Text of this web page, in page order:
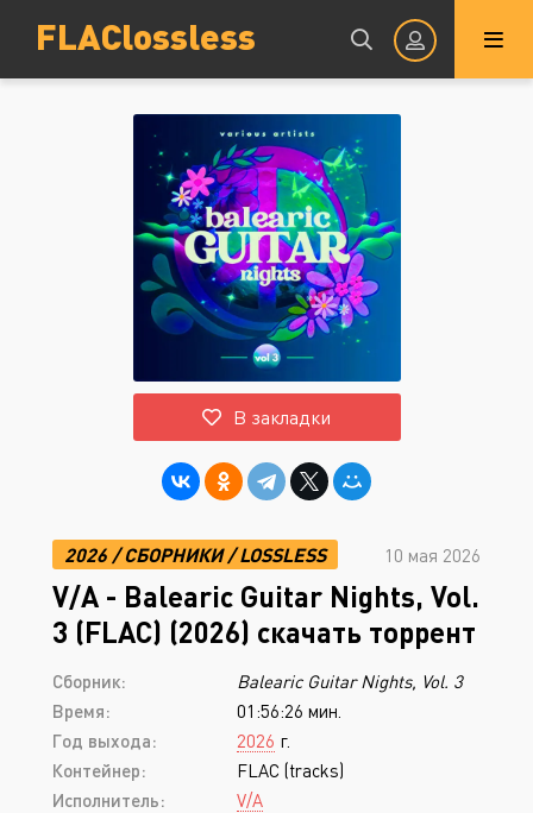
FLAClossless
Запомнить
ВОЙТИ НА САЙТ
Восстановить пароль
Или войти через
В закладки
2026 /СБОРНИКИ/LOSSLESS 10 мая 2026
V/A - Balearic Guitar Nights, Vol.
3 (FLAC) (2026) скачать торрент
Сборник:
Balearic Guitar Nights, Vol. 3
Время:
01:56:26 мин.
Год выхода:
2026 г.
Контейнер:
FLAC (tracks)
Исполнитель:
V/A